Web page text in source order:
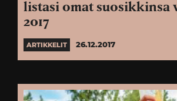
listasi omat suosikkinsa
2017
ARTIKKELIT 26.12.2017